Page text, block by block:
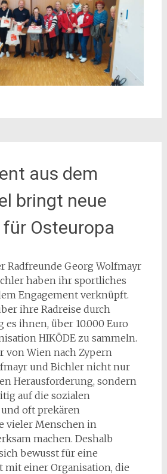
aus dem
bringt neue
Osteuropa
Radfreunde Georg Wolfmayr
haben ihr sportliches
Engagement verknüpft.
ihre Radreise durch
es ihnen, über 10.000 Euro
HIKÖDE zu sammeln.
von Wien nach Zypern
und Bichler nicht nur
Herausforderung, sondern
auf die sozialen
oft prekären
vieler Menschen in
machen. Deshalb
bewusst für eine
mit einer Organisation, die